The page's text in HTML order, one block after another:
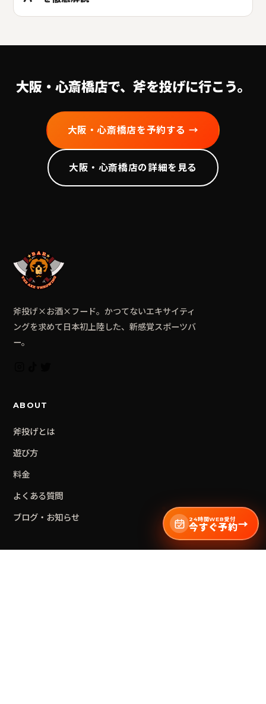
大阪・心斎橋店で、斧を投げに行こう。
大阪・心斎橋店を予約する →
大阪・心斎橋店の詳細を見る
斧投げ×お酒×フード。かつてないエキサイティ
ングを求めて日本初上陸した、新感覚スポーツバ
ー。
ABOUT
斧投げとは
遊び方
料金
よくある質問
ブログ・お知らせ
24時間WEB受付
今すぐ予約→